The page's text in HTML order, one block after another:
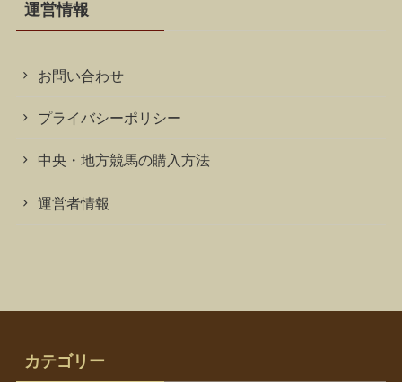
運営情報
お問い合わせ
プライバシーポリシー
中央・地方競馬の購入方法
運営者情報
カテゴリー